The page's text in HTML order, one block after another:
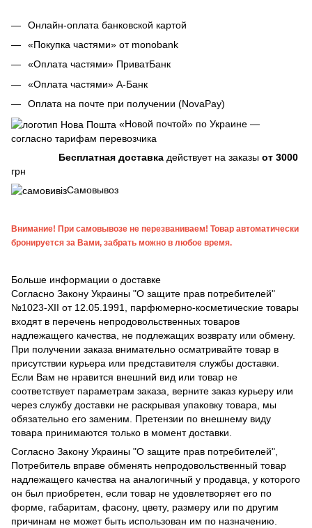
Онлайн-оплата банковской картой
«Покупка частями» от monobank
«Оплата частями» ПриватБанк
«Оплата частями» А-Банк
Оплата на почте при получении (NovaPay)
«Новой почтой» по Украине —
согласно тарифам перевозчика
Бесплатная доставка действует на заказы от 3000
грн
Самовывоз
Внимание! При самовывозе не перезваниваем! Товар автоматически
бронируется за Вами, забрать можно в любое время.
Больше информации о доставке
Согласно Закону Украины "О защите прав потребителей"
№1023-XII от 12.05.1991, парфюмерно-косметические товары
входят в перечень непродовольственных товаров
надлежащего качества, не подлежащих возврату или обмену.
При получении заказа внимательно осматривайте товар в
присутствии курьера или представителя службы доставки.
Если Вам не нравится внешний вид или товар не
соответствует параметрам заказа, верните заказ курьеру или
через службу доставки не раскрывая упаковку товара, мы
обязательно его заменим. Претензии по внешнему виду
товара принимаются только в момент доставки.
Согласно Закону Украины "О защите прав потребителей",
Потребитель вправе обменять непродовольственный товар
надлежащего качества на аналогичный у продавца, у которого
он был приобретен, если товар не удовлетворяет его по
форме, габаритам, фасону, цвету, размеру или по другим
причинам не может быть использован им по назначению.